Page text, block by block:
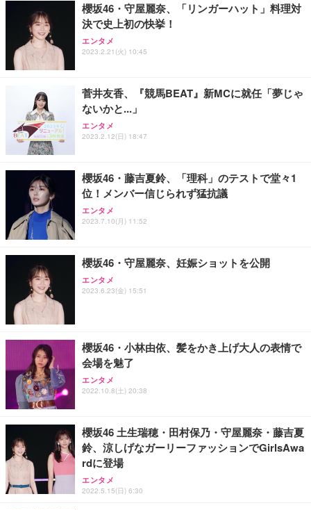
櫻坂46・守屋麗奈、「リンガーハット」料理対
決で史上初の快挙！
エンタメ
2023.2.21(火) 10:45
菅井友香、『競馬BEAT』新MCに就任「夢じゃ
ないかと...」
エンタメ
2023.2.12(日) 18:47
櫻坂46・藤吉夏鈴、「理科」のテストで堂々1
位！メンバー信じられず猛抗議
エンタメ
2023.7.10(月) 11:52
櫻坂46・守屋麗奈、妊娠ショットを公開
エンタメ
2023.6.23(金) 15:51
櫻坂46・小林由依、髪をかき上げ大人の表情で
会場を魅了
エンタメ
2022.10.8(土) 20:38
櫻坂46 土生瑞穂・田村保乃・守屋麗奈・藤吉夏
鈴、涼しげなガーリーファッションでGirlsAwa
rdに登場
エンタメ
2022.5.15(日) 6:30